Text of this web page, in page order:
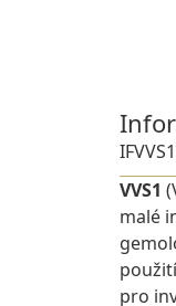
IFVVS1
VVS1
malé
pro